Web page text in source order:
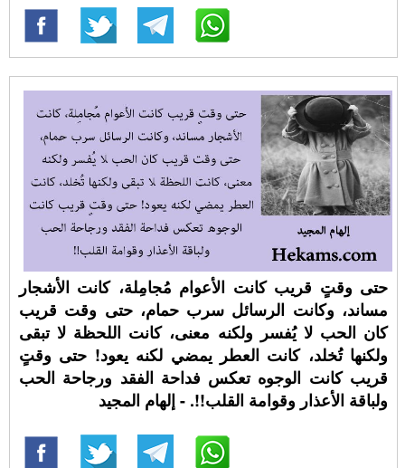
حتى وقتٍ قريب كانت الأعوام مُجامِلة، كانت الأشجار
مساند، وكانت الرسائل سرب حمام، حتى وقت قريب
كان الحب لا يُفسر ولكنه معنى، كانت اللحظة لا تبقى
ولكنها تُخلد، كانت العطر يمضي لكنه يعود! حتى وقتٍ
قريب كانت الوجوه تعكس فداحة الفقد ورجاحة الحب
ولباقة الأعذار وقوامة القلب!!. - إلهام المجيد